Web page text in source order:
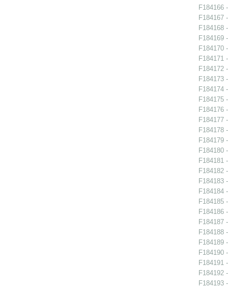
F184166
F184167
F184168
F184169
F184170
F184171
F184172
F184173
F184174
F184175
F184176
F184177
F184178
F184179
F184180
F184181
F184182
F184183
F184184
F184185
F184186
F184187
F184188
F184189
F184190
F184191
F184192
F184193